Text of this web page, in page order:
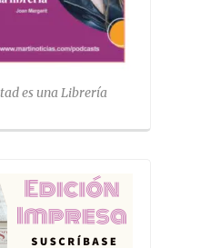
es una Librería